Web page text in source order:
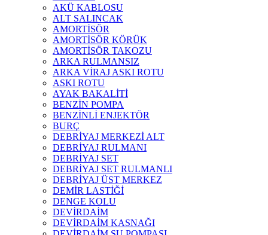
AKÜ KABLOSU
ALT SALINCAK
AMORTİSÖR
AMORTİSÖR KÖRÜK
AMORTİSÖR TAKOZU
ARKA RULMANSIZ
ARKA VİRAJ ASKI ROTU
ASKI ROTU
AYAK BAKALİTİ
BENZİN POMPA
BENZİNLİ ENJEKTÖR
BURÇ
DEBRİYAJ MERKEZİ ALT
DEBRİYAJ RULMANI
DEBRİYAJ SET
DEBRİYAJ SET RULMANLI
DEBRİYAJ ÜST MERKEZ
DEMİR LASTİĞİ
DENGE KOLU
DEVİRDAİM
DEVİRDAİM KASNAĞI